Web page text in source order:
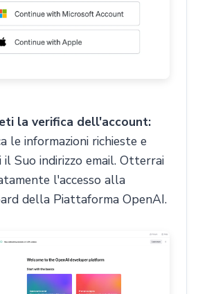
la verifica dell'account:
le informazioni richieste e
il Suo indirizzo email. Otterrai
l'accesso alla
della Piattaforma OpenAI.